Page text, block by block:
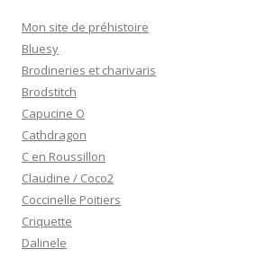
Mon site de préhistoire
Bluesy
Brodineries et charivaris
Brodstitch
Capucine O
Cathdragon
C en Roussillon
Claudine / Coco2
Coccinelle Poitiers
Criquette
Dalinele